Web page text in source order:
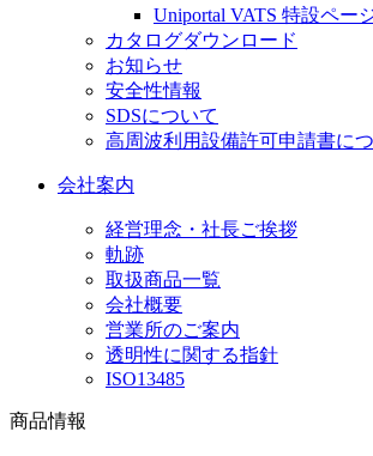
Uniportal VATS 特設ペー
カタログダウンロード
お知らせ
安全性情報
SDSについて
高周波利用設備許可申請書に
会社案内
経営理念・社長ご挨拶
軌跡
取扱商品一覧
会社概要
営業所のご案内
透明性に関する指針
ISO13485
商品情報